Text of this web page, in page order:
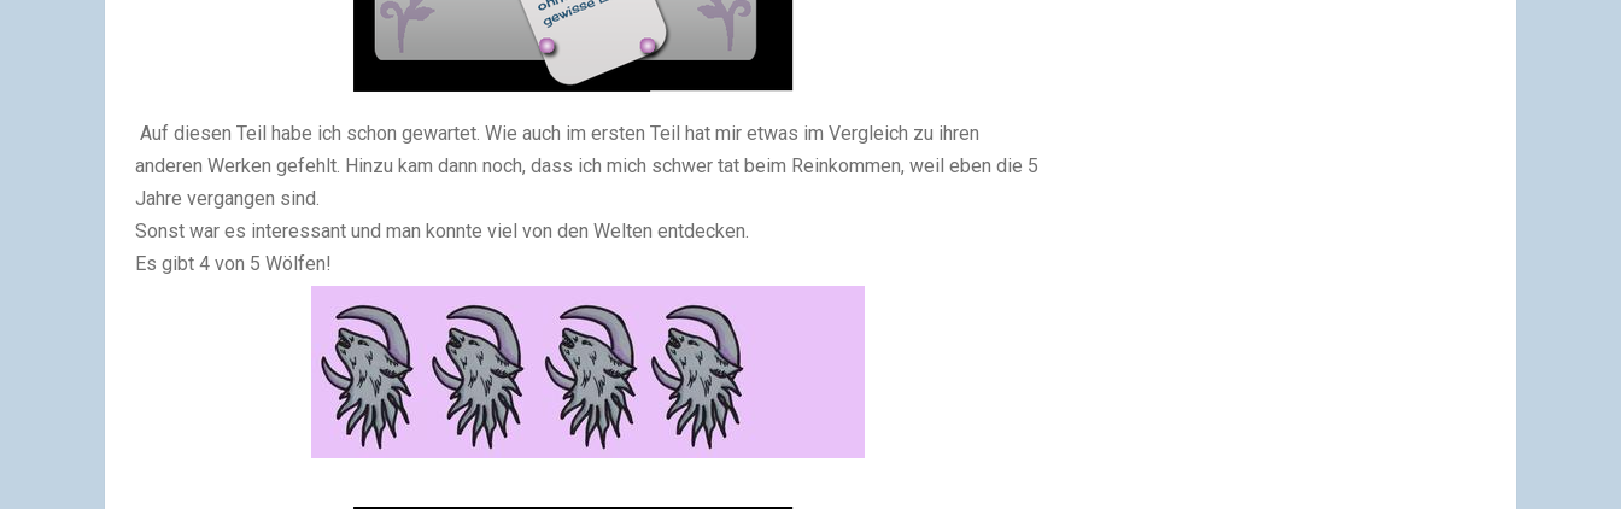
Auf diesen Teil habe ich schon gewartet. Wie auch im ersten Teil hat mir etwas im Vergleich zu ihren
anderen Werken gefehlt. Hinzu kam dann noch, dass ich mich schwer tat beim Reinkommen, weil eben die 5
Jahre vergangen sind.
Sonst war es interessant und man konnte viel von den Welten entdecken.
Es gibt 4 von 5 Wölfen!